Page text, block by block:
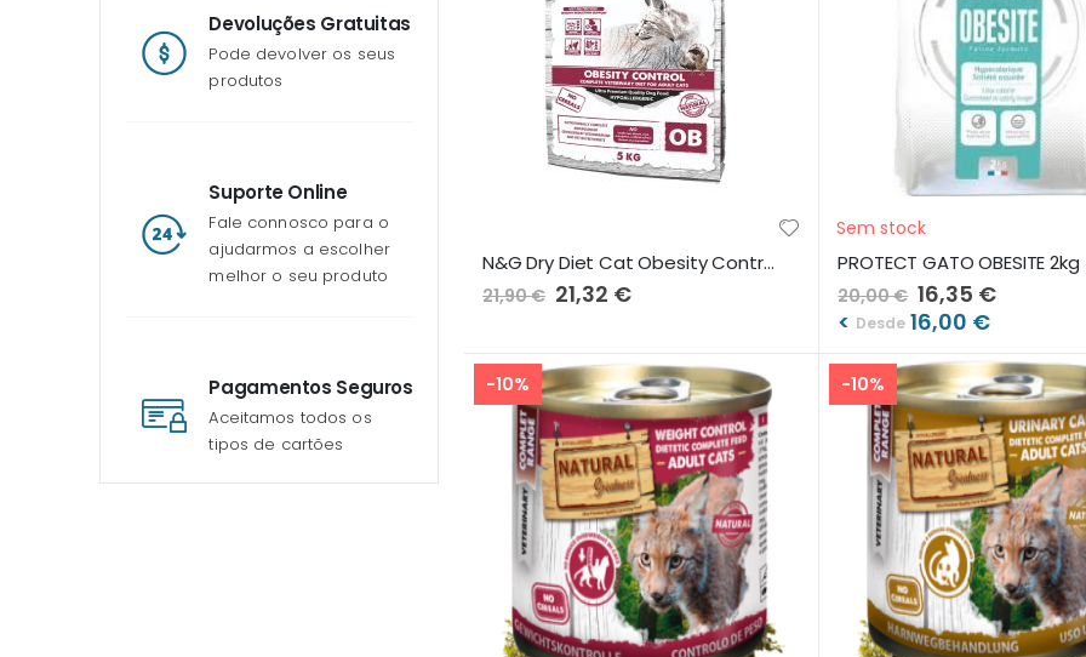
N&G Dry Diet Cat Obesity Control 1,5 Kg
21,90 € Preço
Especial
21,32 €
Sem stock
PROTECT GATO OBESITE 2kg
20,00 € Preço
Especial
16,35 €
< Desde 16,00 €
-10% -10%
Devoluções Gratuitas
Pode devolver os seus
produtos
Suporte Online
Fale connosco para o
ajudarmos a escolher
melhor o seu produto
Pagamentos Seguros
Aceitamos todos os
tipos de cartões